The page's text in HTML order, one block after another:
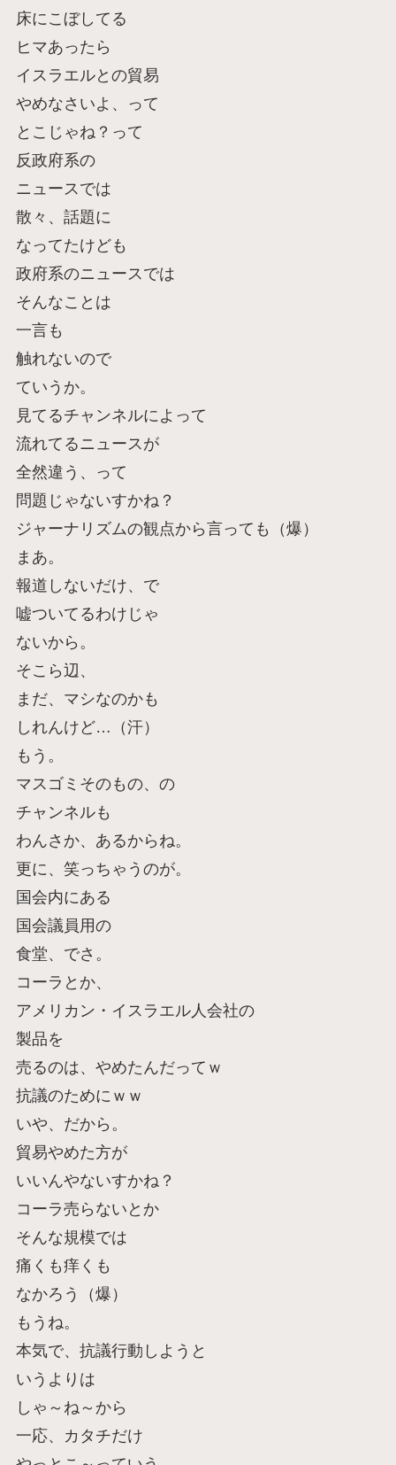
床にこぼしてる
ヒマあったら
イスラエルとの貿易
やめなさいよ、って
とこじゃね？って
反政府系の
ニュースでは
散々、話題に
なってたけども
政府系のニュースでは
そんなことは
一言も
触れないので
ていうか。
見てるチャンネルによって
流れてるニュースが
全然違う、って
問題じゃないすかね？
ジャーナリズムの観点から言っても（爆）
まあ。
報道しないだけ、で
嘘ついてるわけじゃ
ないから。
そこら辺、
まだ、マシなのかも
しれんけど…（汗）
もう。
マスゴミそのもの、の
チャンネルも
わんさか、あるからね。
更に、笑っちゃうのが。
国会内にある
国会議員用の
食堂、でさ。
コーラとか、
アメリカン・イスラエル人会社の
製品を
売るのは、やめたんだってｗ
抗議のためにｗｗ
いや、だから。
貿易やめた方が
いいんやないすかね？
コーラ売らないとか
そんな規模では
痛くも痒くも
なかろう（爆）
もうね。
本気で、抗議行動しようと
いうよりは
しゃ～ね～から
一応、カタチだけ